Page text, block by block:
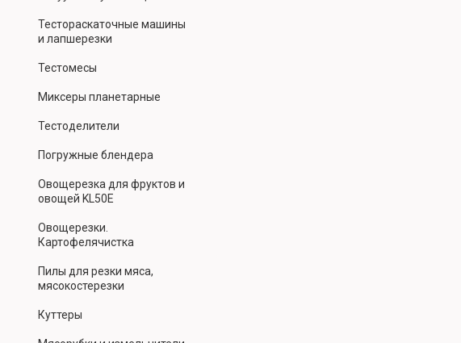
Тестораскаточные машины
и лапшерезки
Тестомесы
Миксеры планетарные
Тестоделители
Погружные блендера
Овощерезка для фруктов и
овощей KL50E
Овощерезки.
Картофелячистка
Пилы для резки мяса,
мясокостерезки
Куттеры